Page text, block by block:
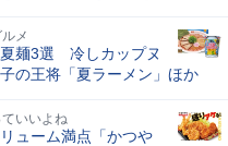
メ
麺3選 冷しカップヌ
の王将「夏ラーメン」ほか
ていいよね
ューム満点「かつや